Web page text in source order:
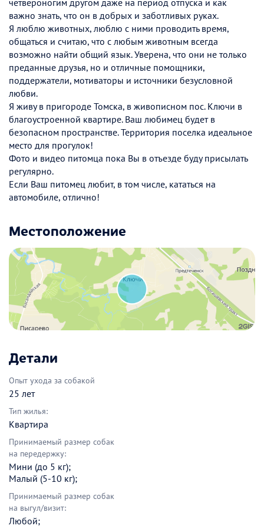
четвероногим другом даже на период отпуска и как
важно знать, что он в добрых и заботливых руках.
Я люблю животных, люблю с ними проводить время,
общаться и считаю, что с любым животным всегда
возможно найти общий язык. Уверена, что они не только
преданные друзья, но и отличные помощники,
поддержатели, мотиваторы и источники безусловной
любви.
Я живу в пригороде Томска, в живописном пос. Ключи в
благоустроенной квартире. Ваш любимец будет в
безопасном пространстве. Территория поселка идеальное
место для прогулок!
Фото и видео питомца пока Вы в отъезде буду присылать
регулярно.
Если Ваш питомец любит, в том числе, кататься на
автомобиле, отлично!
Местоположение
Детали
Опыт ухода за собакой
25 лет
Тип жилья:
Квартира
Принимаемый размер собак
на передержку:
Мини (до 5 кг);
Малый (5-10 кг);
Принимаемый размер собак
на выгул/визит:
Любой;